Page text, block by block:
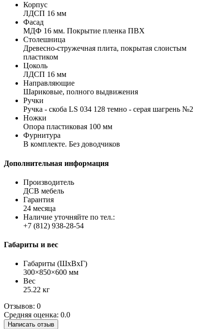
Корпус
ЛДСП 16 мм
Фасад
МДФ 16 мм. Покрытие пленка ПВХ
Столешница
Древесно-стружечная плита, покрытая слоистым
пластиком
Цоколь
ЛДСП 16 мм
Направляющие
Шариковые, полного выдвижения
Ручки
Ручка - скоба LS 034 128 темно - серая шагрень №2
Ножки
Опора пластиковая 100 мм
Фурнитура
В комплекте. Без доводчиков
Дополнительная информация
Производитель
ДСВ мебель
Гарантия
24 месяца
Наличие уточняйте по тел.:
+7 (812) 938-28-54
Габариты и вес
Габариты (ШхВхГ)
300×850×600 мм
Вес
25.22 кг
Отзывов: 0
Средняя оценка: 0.0
Написать отзыв